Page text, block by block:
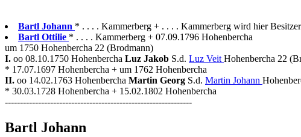
Bartl Johann * . . . . Kammerberg + . . . . Kammerberg wird hier Besitzer
Bartl Ottilie * . . . . Kammerberg + 07.09.1796 Hohenbercha
um 1750 Hohenbercha 22 (Brodmann)
I. oo 08.10.1750 Hohenbercha Luz Jakob S.d. Luz Veit Hohenbercha 22
* 17.07.1697 Hohenbercha + um 1762 Hohenbercha
II. oo 14.02.1763 Hohenbercha Martin Georg S.d. Martin Johann
* 30.03.1728 Hohenbercha + 15.02.1802 Hohenbercha
--------------------------------------------------------------
Bartl Johann